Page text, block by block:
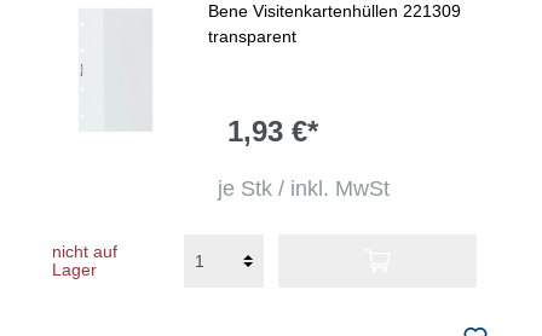
Bene Visitenkartenhüllen 221309
transparent
1,93 €*
je Stk / inkl. MwSt
nicht auf
Lager